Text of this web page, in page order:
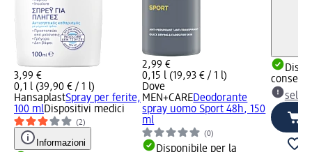
3,99 €
0,1 l (39,90 € / 1 l)
HansaplastSpray per ferite,
100 mlDispositivi medici
(2)
Informazioni
2,99 €
0,15 l (19,93 € / 1 l)
Dove
MEN+CAREDeodorante
spray uomo Sport 48h, 150
ml
(0)
Disponibile per la